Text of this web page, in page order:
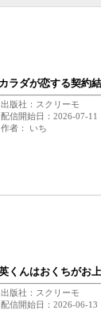
カラダが恋する契約
出版社：スクリーモ
配信開始日：2026-07-11
作者： いち
くんはおくちがお
出版社：スクリーモ
配信開始日：2026-06-13